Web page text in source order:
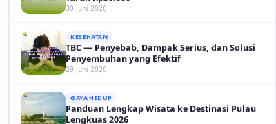
TBC — Penyebab, Dampak Serius, dan Solusi
Penyembuhan yang Efektif
29 Juni 2026
Panduan Lengkap Wisata ke Destinasi Pulau
Lengkuas 2026
29 Juni 2026